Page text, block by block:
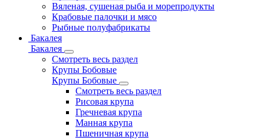
Вяленая, сушеная рыба и морепродукты
Крабовые палочки и мясо
Рыбные полуфабрикаты
Бакалея
Бакалея
Смотреть весь раздел
Крупы Бобовые
Крупы Бобовые
Смотреть весь раздел
Рисовая крупа
Гречневая крупа
Манная крупа
Пшеничная крупа